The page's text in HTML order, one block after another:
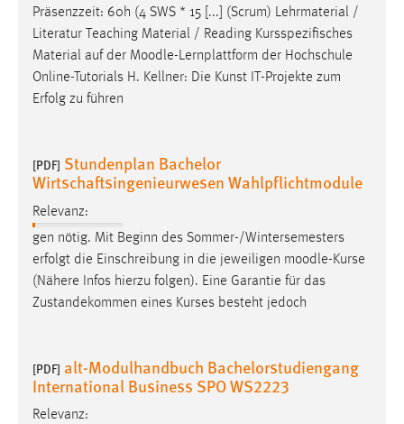
Präsenzzeit: 60h (4 SWS * 15 [...] (Scrum) Lehrmaterial /
Literatur Teaching Material / Reading Kursspezifisches
Material auf der Moodle-Lernplattform der Hochschule
Online-Tutorials H. Kellner: Die Kunst IT-Projekte zum
Erfolg zu führen
[PDF] Stundenplan Bachelor
Wirtschaftsingenieurwesen Wahlpflichtmodule
Relevanz:
gen nötig. Mit Beginn des Sommer-/Wintersemesters
erfolgt die Einschreibung in die jeweiligen moodle-Kurse
(Nähere Infos hierzu folgen). Eine Garantie für das
Zustandekommen eines Kurses besteht jedoch
[PDF] alt-Modulhandbuch Bachelorstudiengang
International Business SPO WS2223
Relevanz:
Chat
Name:
Cookie Laufzeit:
MibewSessionID, mibew-chat-frame-style-
5e9dbeb1811c0446 = Sitzungslaufzeit, mibew_locale = 3
Jahre, MIBEW_UserID = 1 Jahr
Login
Zweck:
Dieser Cookie ist notwendig um sich an der Website
einloggen zu können.